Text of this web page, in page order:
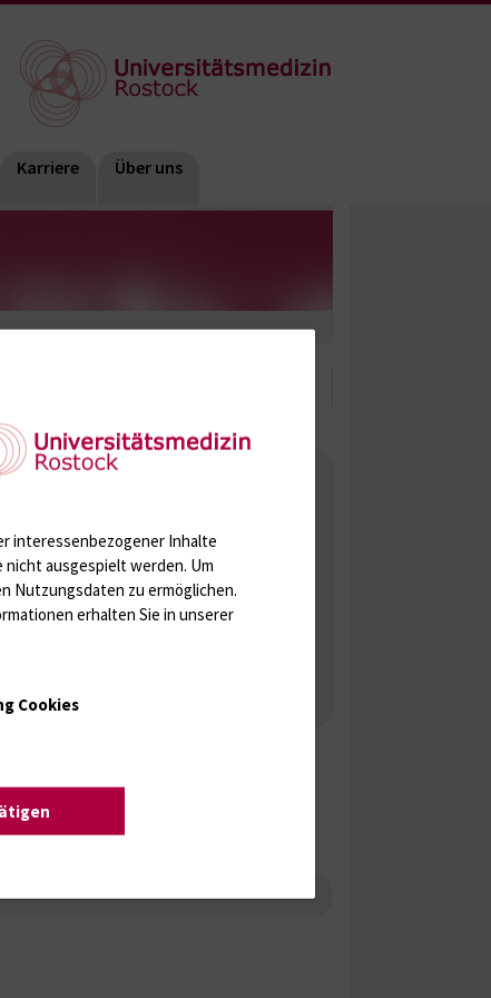
Karriere Über uns
interessenbezogener Inhalte
nicht ausgespielt werden. Um
Nutzungsdaten zu ermöglichen.
erhalten Sie in unserer
Cookies